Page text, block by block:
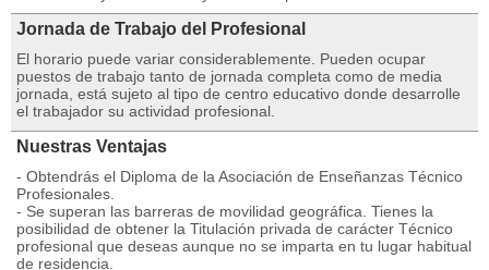
Jornada de Trabajo del Profesional
El horario puede variar considerablemente. Pueden ocupar
puestos de trabajo tanto de jornada completa como de media
jornada, está sujeto al tipo de centro educativo donde desarrolle
el trabajador su actividad profesional.
Nuestras Ventajas
- Obtendrás el Diploma de la Asociación de Enseñanzas Técnico
Profesionales.
- Se superan las barreras de movilidad geográfica. Tienes la
posibilidad de obtener la Titulación privada de carácter Técnico
profesional que deseas aunque no se imparta en tu lugar habitual
de residencia.